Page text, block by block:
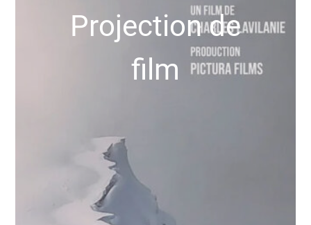
Projection de
film